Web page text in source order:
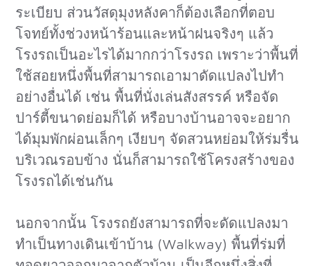
ระเบียบ ส่วนวัสดุมุงหลังคาก็ต้องเลือกที่ตอบ
โจทย์ทั้งช่วงหน้าร้อนและหน้าฝนจริงๆ แล้ว
โรงรถเป็นอะไรได้มากกว่าโรงรถ เพราะว่าพื้นที่
ใช้สอยหนึ่งพื้นที่สามารถเอามาดัดแปลงไปทำ
อย่างอื่นได้ เช่น พื้นที่นั่งเล่นสังสรรค์ หรือจัด
ปาร์ตี้ขนาดย่อมก็ได้ หรือบางบ้านอาจจะอยาก
ได้มุมพักผ่อนเล็กๆ เงียบๆ จัดสวนหย่อมให้ร่มรื่น
บริเวณรอบข้าง นั่นก็สามารถใช้โครงสร้างของ
โรงรถได้เช่นกัน
นอกจากนั้น โรงรถยังสามารถที่จะดัดแปลงมา
ทำเป็นทางเดินเข้าบ้าน (Walkway) พื้นที่ร่มที่